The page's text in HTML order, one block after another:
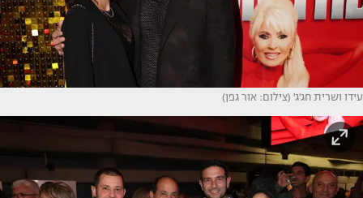
עידו ושרית חג'ג' (צילום: אור גפן)